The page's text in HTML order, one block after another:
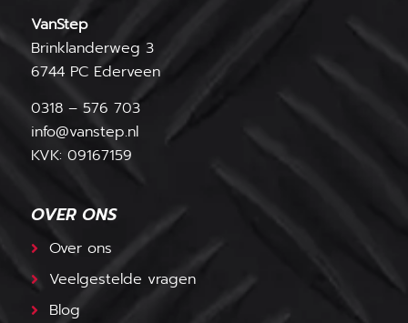
VanStep
Brinklanderweg 3
6744 PC Ederveen
0318 – 576 703
info@vanstep.nl
KVK: 09167159
OVER ONS
Over ons
Veelgestelde vragen
Blog